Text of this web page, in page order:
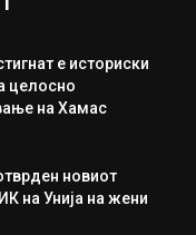
е историски
целосно
на Хамас
новиот
на Унија на жени